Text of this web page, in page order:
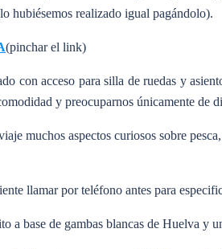
hubiésemos realizado igual pagándolo).
(pinchar el link)
con acceso para silla de ruedas y
y preocuparnos únicamente de
muchos aspectos curiosos sobre
llamar por teléfono antes para
a base de gambas blancas de Huelva y